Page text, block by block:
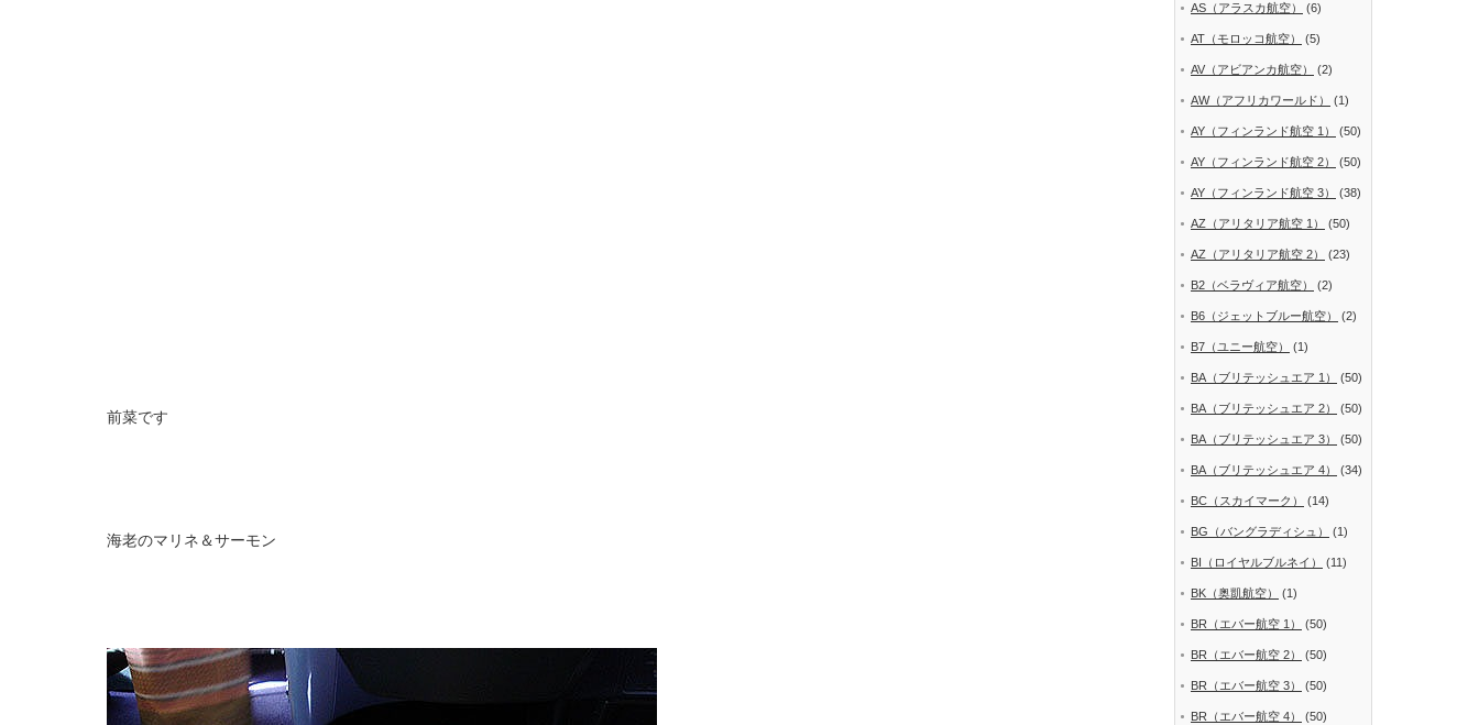
前菜です
海老のマリネ＆サーモン
AS（アラスカ航空） (6)
AT（モロッコ航空） (5)
AV（アビアンカ航空） (2)
AW（アフリカワールド） (1)
AY（フィンランド航空 1） (50)
AY（フィンランド航空 2） (50)
AY（フィンランド航空 3） (38)
AZ（アリタリア航空 1） (50)
AZ（アリタリア航空 2） (23)
B2（ベラヴィア航空） (2)
B6（ジェットブルー航空） (2)
B7（ユニー航空） (1)
BA（ブリテッシュエア 1） (50)
BA（ブリテッシュエア 2） (50)
BA（ブリテッシュエア 3） (50)
BA（ブリテッシュエア 4） (34)
BC（スカイマーク） (14)
BG（バングラディシュ） (1)
BI（ロイヤルブルネイ） (11)
BK（奥凱航空） (1)
BR（エバー航空 1） (50)
BR（エバー航空 2） (50)
BR（エバー航空 3） (50)
BR（エバー航空 4） (50)